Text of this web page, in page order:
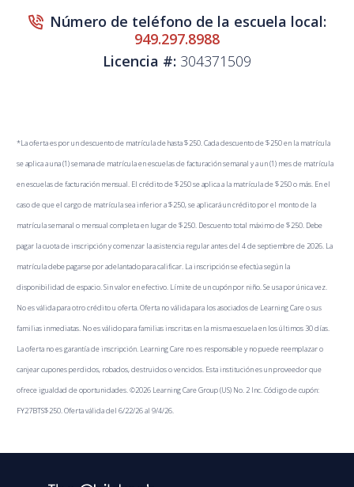
Número de teléfono de la escuela local:
949.297.8988
Licencia #: 304371509
*La oferta es por un descuento de matrícula de hasta $250. Cada descuento de $250 en la matrícula
se aplica a una (1) semana de matrícula en escuelas de facturación semanal y a un (1) mes de matrícula
en escuelas de facturación mensual. El crédito de $250 se aplica a la matrícula de $250 o más. En el
caso de que el cargo de matrícula sea inferior a $250, se aplicará un crédito por el monto de la
matrícula semanal o mensual completa en lugar de $250. Descuento total máximo de $250. Debe
pagar la cuota de inscripción y comenzar la asistencia regular antes del 4 de septiembre de 2026. La
matrícula debe pagarse por adelantado para calificar. La inscripción se efectúa según la
disponibilidad de espacio. Sin valor en efectivo. Límite de un cupón por niño. Se usa por única vez.
No es válida para otro crédito u oferta. Oferta no válida para los asociados de Learning Care o sus
familias inmediatas. No es válido para familias inscritas en la misma escuela en los últimos 30 días.
La oferta no es garantía de inscripción. Learning Care no es responsable y no puede reemplazar o
canjear cupones perdidos, robados, destruidos o vencidos. Esta institución es un proveedor que
ofrece igualdad de oportunidades. ©2026 Learning Care Group (US) No. 2 Inc. Código de cupón:
FY27BTS$250. Oferta válida del 6/22/26 al 9/4/26.